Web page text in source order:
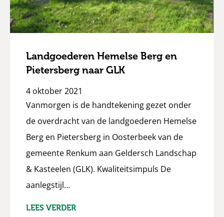
Landgoederen Hemelse Berg en
Pietersberg naar GLK
4 oktober 2021
Vanmorgen is de handtekening gezet onder
de overdracht van de landgoederen Hemelse
Berg en Pietersberg in Oosterbeek van de
gemeente Renkum aan Geldersch Landschap
& Kasteelen (GLK). Kwaliteitsimpuls De
aanlegstijl…
LEES VERDER